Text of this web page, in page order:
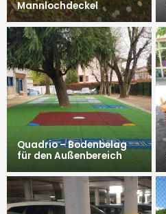
Mannlochdeckel
Quadrio – Bodenbelag
für den Außenbereich